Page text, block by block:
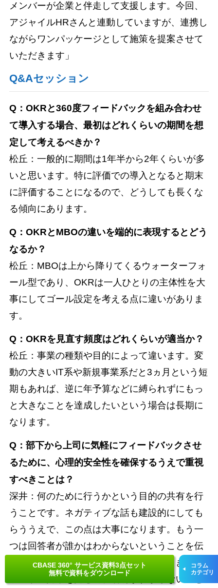
CBASE 360° サービス資料3点セット
無料で資料をダウンロード
コラム
カテゴリ
メンバーが企業と伴走して支援します。今回、
アジャイルHRさんと連動していますが、連携し
ながらワンパッケージとして施策を提案させて
いただきます」
Q&Aセッション
Q ：OKRと360度フィードバックを組み合わせ
て導入する場合、最初はどれくらいの期間を想
定して考えるべきか？
松丘：一般的に期間は1年半から2年くらいが多
いと思います。特に評価での導入となると期末
に評価することになるので、どうしても長くな
る傾向にあります。
Q ：OKRとMBOの違いを端的に表現するとどう
なるか？
松丘：MBOは上から降りてくるウォーターフォ
ール型であり、OKRは一人ひとりの主体性を大
事にしてゴール設定を考える点に違いがありま
す。
Q ：OKRを見直す頻度はどれくらいが適当か？
松丘：事業の種類や目的によって違います。変
動の大きいIT系や新規事業系だと3ヵ月という短
期もあれば、逆に年予算などに縛られずにもっ
と大きなことを達成したいという場合は長期に
なります。
Q ：部下から上司に気軽にフィードバックさせ
るために、心理的安全性を確保するうえで重視
すべきことは？
深井：何のために行うかという目的の共有を行
うことです。ネガティブな話も建設的にしても
らううえで、この点は大事になります。もう一
つは回答者が誰かはわからないということを伝
えることです。私たちが説明会を行うときはレ
ポートの見本を見せて、名前がわからないこと